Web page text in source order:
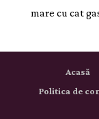
mare cu cat
Acasă
Politica de